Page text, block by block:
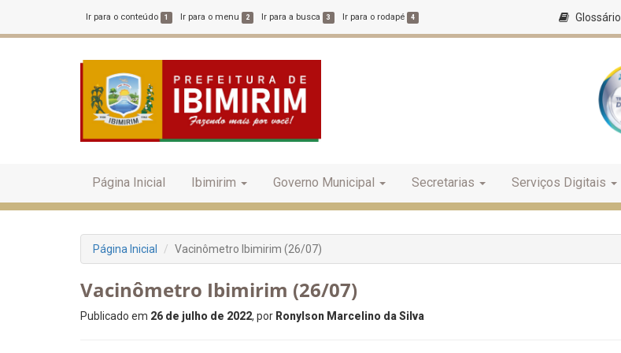
Ir para o conteúdo 1 Ir para o menu 2 Ir para a busca 3 Ir para o rodapé 4 Glossário
Página Inicial Ibimirim Governo Municipal Secretarias Serviços Digitais
Página Inicial Vacinômetro Ibimirim (26/07)
Vacinômetro Ibimirim (26/07)
Publicado em 26 de julho de 2022, por Ronylson Marcelino da Silva